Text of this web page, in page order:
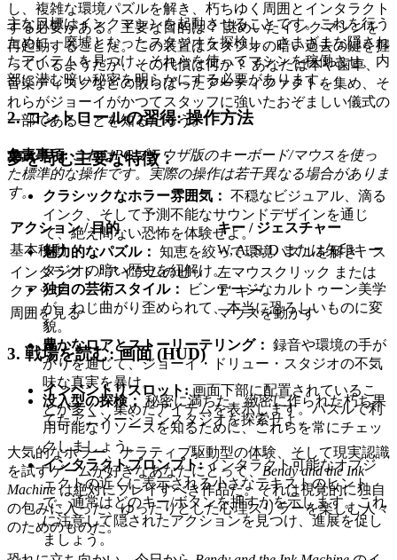
し、複雑な環境パズルを解き、朽ちゆく周囲とインタラクト
する必要がある。主要な目的は？ 謎めいたインクマシンを
再起動することだ。この装置はスタジオの暗い過去の鍵を握
っているようだが、その代償は何か？ あなたは本や歯車、
音楽ディスクなどの散らばったアーティファクトを集め、そ
れらがジョーイがかつてスタッフに強いたおぞましい儀式の
一部であることを知るだろう。
夢を苛む主要な特徴：
クラシックなホラー雰囲気： 不穏なビジュアル、滴る
インク、そして予測不能なサウンドデザインを通じ
て、絶え間ない恐怖を体験せよ。
魅力的なパズル： 知恵を絞って環境パズルを解き、ス
タジオの暗い歴史を紐解け。
独自の芸術スタイル：
ビンテージなカルトゥーン美学
が、ねじ曲がり歪められて、本当に恐ろしいものに変
貌。
豊かなロアとストーリーテリング： 録音や環境の手が
かりを通じて、ジョーイ・ドリュー・スタジオの不気
味な真実を暴け。
没入型の探検： 秘密に満ちた、緻密に作られた朽ち果
てたアニメーションスタジオを探索せよ。
大気的なホラー、ナラティブ駆動型の体験、そして現実認識
を試すゲームが好きなあなたにとって、Bendy and the Ink
Machineは絶対にプレイすべき作品だ。それは視覚的に独自
の包みに入った、ゆったりとした心理スリラーを楽しむ人々
のためのものだ。
主な目標はインクマシンを起動させることです。これを行う
ために、廃墟となったスタジオを探検し、さまざまな隠され
たアイテムを見つけ、それらを使ってマシンを稼働させ、内
部に潜む暗い秘密を明らかにする必要があります。
2. コントロールの習得: 操作方法
免責事項: これはPCブラウザ版のキーボード/マウスを使っ
た標準的な操作です。実際の操作は若干異なる場合がありま
す。
アクション / 目的
キー / ジェスチャー
基本移動
W, A, S, D または矢印キー
インタラクト / アイテムのピッ
クアップ
左マウスクリック または
'E' キー
周囲を見る
マウスを動かす
3. 戦場を読む: 画面 (HUD)
インベントリスロット: 画面下部に配置されているこ
とが多く、集めたアイテムを表示します。パズルで利
用可能なリソースを知るために、これらを常にチェッ
クしましょう。
インタラクトプロンプト:インタラクト可能なオブジ
ェクトの近くに表示される小さなテキストのヒント
で、通常はどのキー/ボタンを押すかを示します。これ
に注意して隠されたアクションを見つけ、進展を促し
ましょう。